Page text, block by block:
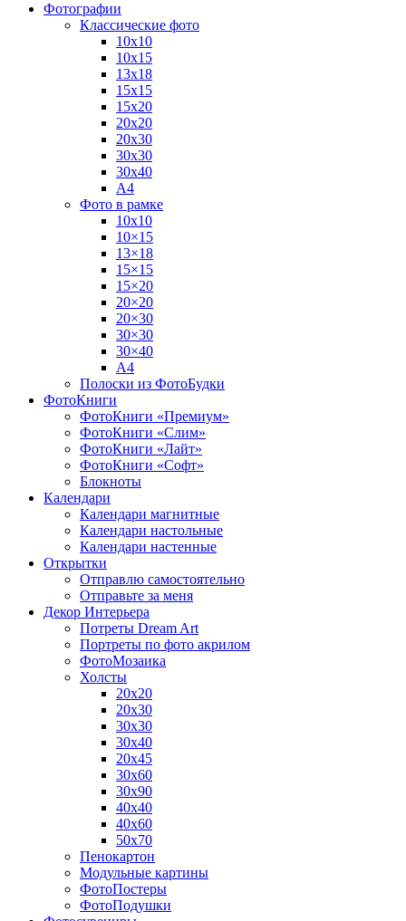
Фотографии
Классические фото
10х10
10х15
13х18
15х15
15х20
20х20
20х30
30х30
30х40
А4
Фото в рамке
10х10
10×15
13×18
15×15
15×20
20×20
20×30
30×30
30×40
A4
Полоски из ФотоБудки
ФотоКниги
ФотоКниги «Премиум»
ФотоКниги «Слим»
ФотоКниги «Лайт»
ФотоКниги «Софт»
Блокноты
Календари
Календари магнитные
Календари настольные
Календари настенные
Открытки
Отправлю самостоятельно
Отправьте за меня
Декор Интерьера
Потреты Dream Art
Портреты по фото акрилом
ФотоМозаика
Холсты
20х20
20х30
30х30
30х40
20х45
30х60
30х90
40х40
40х60
50х70
Пенокартон
Модульные картины
ФотоПостеры
ФотоПодушки